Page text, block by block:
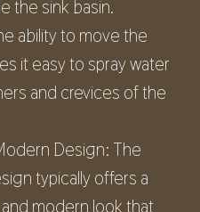
the sink basin.
ability to move the
it easy to spray water
and crevices of the
Design: The
typically offers a
and modern look that